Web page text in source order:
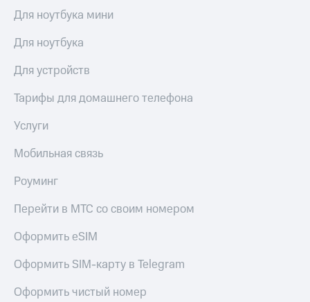
Для ноутбука мини
Для ноутбука
Для устройств
Тарифы для домашнего телефона
Услуги
Мобильная связь
Роуминг
Перейти в МТС со своим номером
Оформить eSIM
Оформить SIM-карту в Telegram
Оформить чистый номер